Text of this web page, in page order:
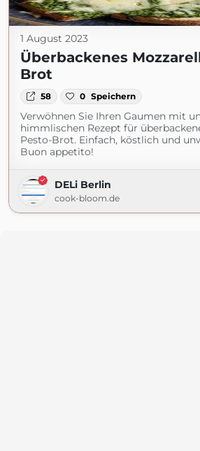
1 August 2023
Überbackenes
Brot
58 0 Speichern
Verwöhnen Sie Ihren Gaumen mit
himmlischen Rezept für
Pesto-Brot. Einfach, köstlich und
Buon appetito!
DELi Berlin
cook-bloom.de